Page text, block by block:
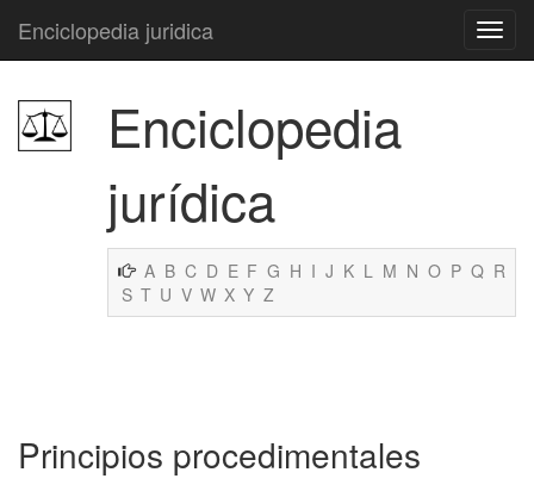
Enciclopedia juridica
Enciclopedia
jurídica
A B C D E F G H I J K L M N O P Q R
S T U V W X Y Z
Principios procedimentales